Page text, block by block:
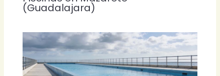
(Guadalajara)